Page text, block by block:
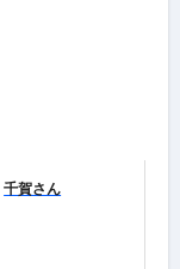
千賀さん